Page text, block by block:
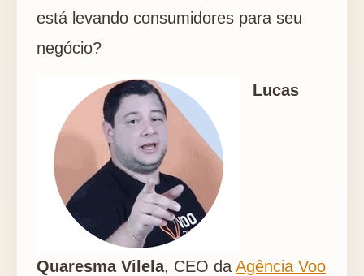
está levando consumidores para seu
negócio?
Lucas
Quaresma Vilela, CEO da Agência Voo